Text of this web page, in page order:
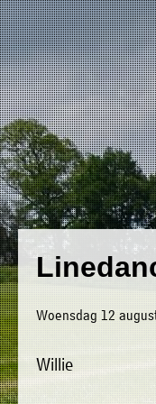
Woensdag 12
Willie
»
Nieuws
Plaatselijk
dit
moment